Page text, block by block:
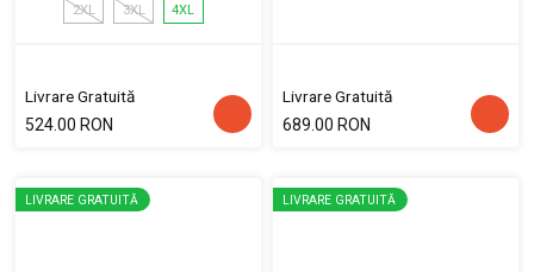
2XL 3XL 4XL
Livrare Gratuită
524.00 RON
Livrare Gratuită
689.00 RON
LIVRARE GRATUITĂ LIVRARE GRATUITĂ